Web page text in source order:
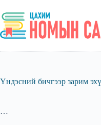
to
content
Үндэсний бичгээр зарим
…